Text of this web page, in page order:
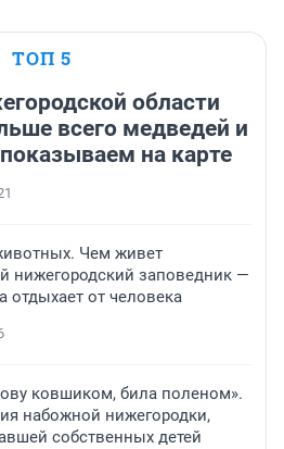
ТОП 5
области
всего медведей и
на карте
Чем живет
нижегородский заповедник —
отдыхает от человека
ковшиком, била поленом».
набожной нижегородки,
собственных детей